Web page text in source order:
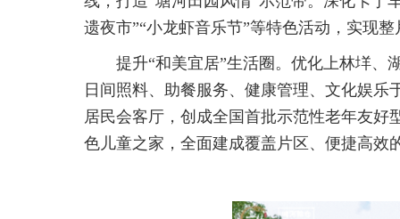
遗夜市”“小龙虾音乐节”等特色活动，实现
提升“和美宜居”生活圈。优化上林垟、
日间照料、助餐服务、健康管理、文化娱
居民会客厅，创成全国首批示范性老年友
色儿童之家，全面建成覆盖片区、便捷高效